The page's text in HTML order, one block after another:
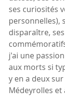
ses curiosités
personnelles),
disparaître,
j'ai une
aux morts si
y en a deux
Médeyrolles et